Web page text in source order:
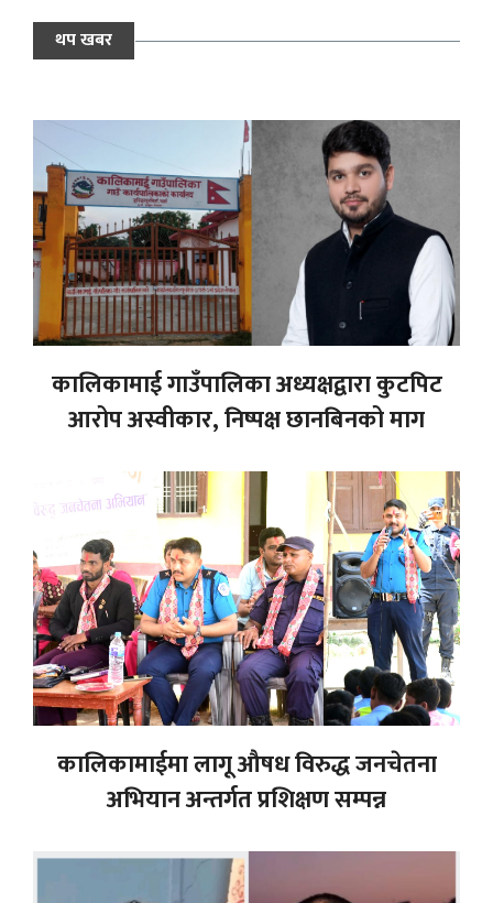
थप खबर
कालिकामाई गाउँपालिका अध्यक्षद्वारा कुटपिट
आरोप अस्वीकार, निष्पक्ष छानबिनको माग
कालिकामाईमा लागू औषध विरुद्ध जनचेतना
अभियान अन्तर्गत प्रशिक्षण सम्पन्न